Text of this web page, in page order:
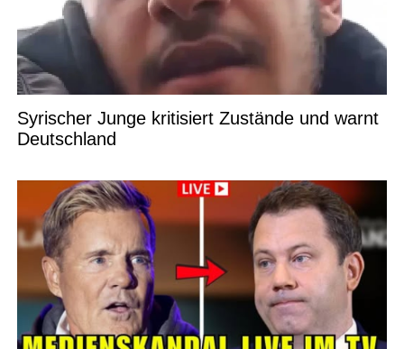
Syrischer Junge kritisiert Zustände und warnt
Deutschland